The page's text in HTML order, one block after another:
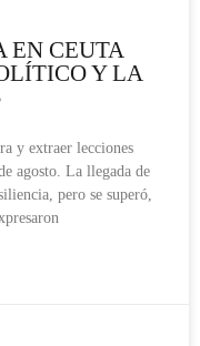
EN CEUTA
Y LA
y extraer lecciones
agosto. La llegada de
pero se superó,